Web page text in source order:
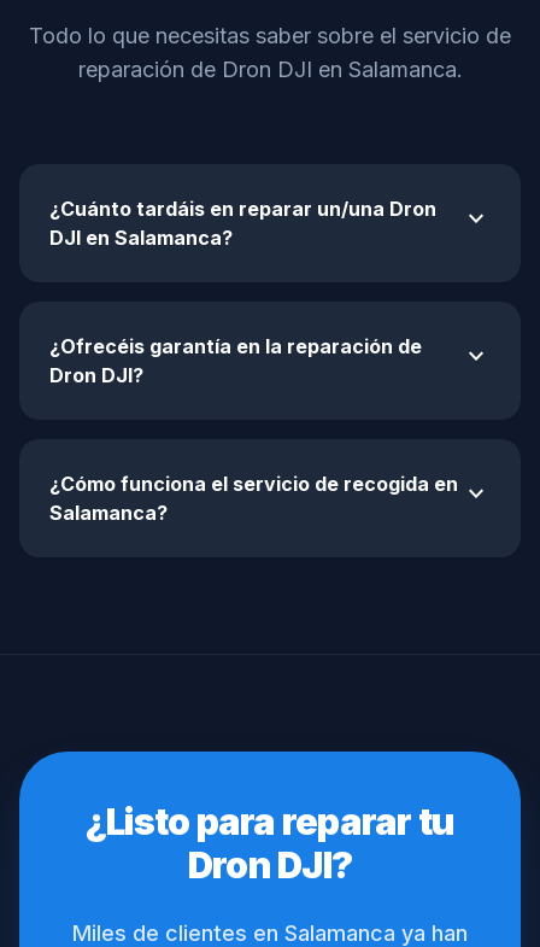
Todo lo que necesitas saber sobre el servicio de
reparación de Dron DJI en Salamanca.
¿Cuánto tardáis en reparar un/una Dron
DJI en Salamanca?
expand_more
¿Ofrecéis garantía en la reparación de
Dron DJI?
expand_more
¿Cómo funciona el servicio de recogida en
Salamanca?
expand_more
¿Listo para reparar tu
Dron DJI?
Miles de clientes en Salamanca ya han